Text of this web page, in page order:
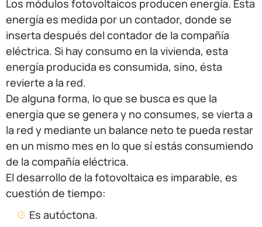
Los módulos fotovoltaicos producen energía. Esta
energía es medida por un contador, donde se
inserta después del contador de la compañía
eléctrica. Si hay consumo en la vivienda, esta
energía producida es consumida, sino, ésta
revierte a la red.
De alguna forma, lo que se busca es que la
energía que se genera y no consumes, se vierta a
la red y mediante un balance neto te pueda restar
en un mismo mes en lo que sí estás consumiendo
de la compañía eléctrica.
El desarrollo de la fotovoltaica es imparable, es
cuestión de tiempo:
Es autóctona.